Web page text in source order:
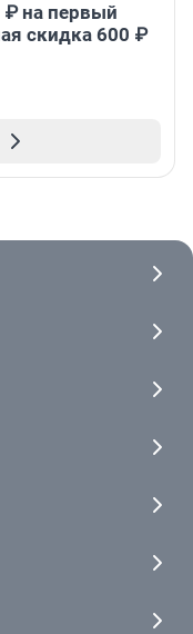
₽ на первый
скидка 600 ₽